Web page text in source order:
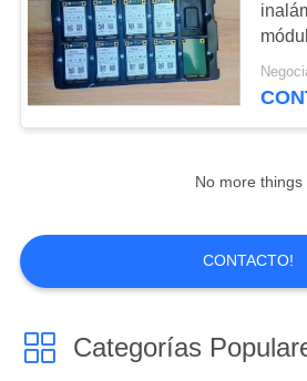
NOTICIAS
MAPA
POLÍTICAS
DE
PRIVACIDAD
Módulo de
módulo 3G
LTE
No more things
CONTACTO!
Categorías